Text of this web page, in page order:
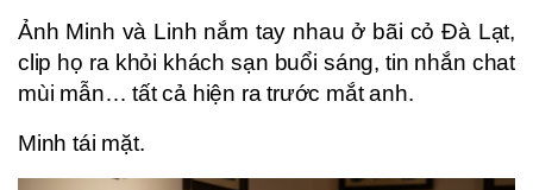
Ảnh Minh và Linh nắm tay nhau ở bãi cỏ Đà Lạt,
clip họ ra khỏi khách sạn buổi sáng, tin nhắn chat
mùi mẫn… tất cả hiện ra trước mắt anh.
Minh tái mặt.